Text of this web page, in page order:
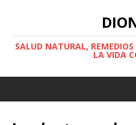
SALUD NATURAL,
LA VIDA